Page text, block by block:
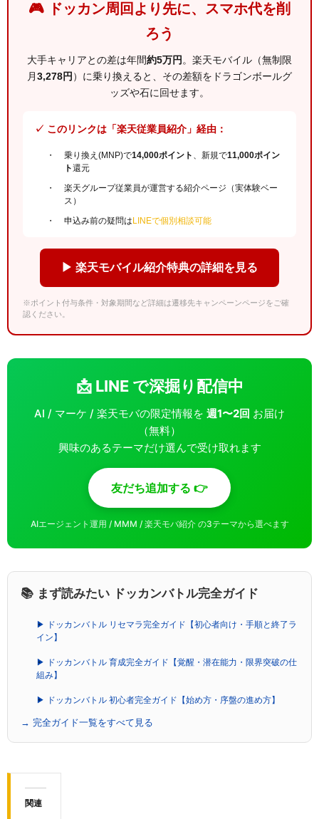
🎮 ドッカン周回より先に、スマホ代を削
ろう
大手キャリアとの差は年間約5万円。楽天モバイル（無制限
月3,278円 ）に乗り換えると、その差額をドラゴンボールグ
ッズや石に回せます。
✓ このリンクは「楽天従業員紹介」経由：
乗り換え(MNP)で14,000ポイント 、新規で11,000ポイン
ト還元
楽天グループ従業員が運営する紹介ページ（実体験ベー
ス）
申込み前の疑問は LINEで個別相談可能
▶ 楽天モバイル紹介特典の詳細を見る
※ポイント付与条件・対象期間など詳細は遷移先キャンペーンページをご確
認ください。
📩 LINE で深掘り配信中
AI / マーケ / 楽天モバの限定情報を 週1〜2回 お届け
（無料）
興味のあるテーマだけ選んで受け取れます
友だち追加する 👉
AIエージェント運用 / MMM / 楽天モバ紹介 の3テーマから選べます
📚 まず読みたい ドッカンバトル完全ガイド
▶ ドッカンバトル リセマラ完全ガイド【初心者向け・手順と終了ラ
イン】
▶ ドッカンバトル 育成完全ガイド【覚醒・潜在能力・限界突破の仕
組み】
▶ ドッカンバトル 初心者完全ガイド【始め方・序盤の進め方】
→ 完全ガイド一覧をすべて見る
関連